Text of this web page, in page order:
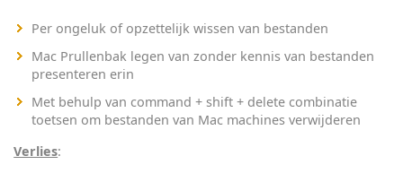
Per ongeluk of opzettelijk wissen van bestanden
Mac Prullenbak legen van zonder kennis van bestanden
presenteren erin
Met behulp van command + shift + delete combinatie
toetsen om bestanden van Mac machines verwijderen
Verlies: